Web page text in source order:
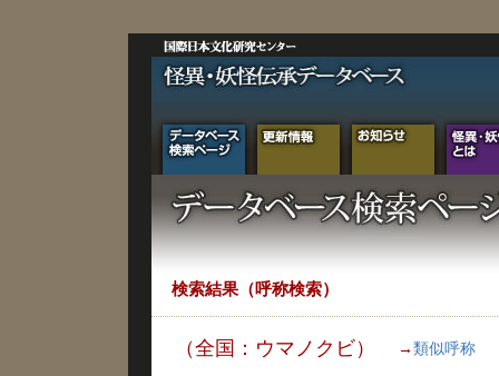
検索結果（呼称検索）
（全国：ウマノクビ） → 類似呼称